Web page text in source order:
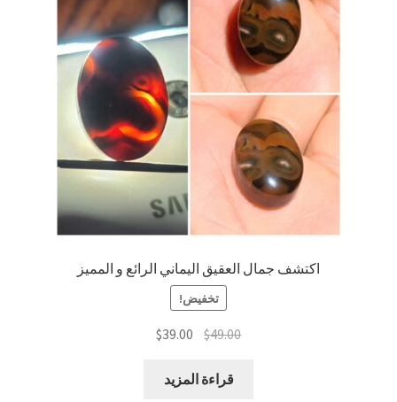
اكتشف جمال العقيق اليماني الرائع و المميز
تخفيض!
$49.00
السعر
هو:
$39.00 السعر
قراءة المزيد